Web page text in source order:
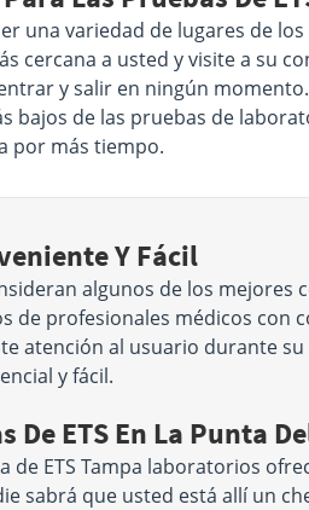
una variedad de lugares de
cercana a usted y visite a su
y salir en ningún
bajos de las pruebas de
por más tiempo.
Y Fácil
algunos de los mejores
de profesionales médicos con
atención al usuario durante su
y fácil.
ETS En La Punta
de ETS Tampa laboratorios
sabrá que usted está allí un